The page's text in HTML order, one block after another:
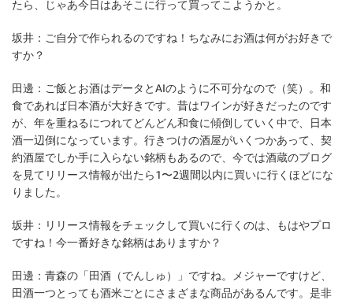
たら、じゃあ今日はあそこに行って買ってこようかと。
坂井： ご自分で作られるのですね！ちなみにお酒は何がお好きで
すか？
田邊： ご飯とお酒はデータとAIのように不可分なので（笑）。和
食であれば日本酒が大好きです。昔はワインが好きだったのです
が、年を重ねるにつれてどんどん和食に傾倒していく中で、日本
酒一辺倒になっています。行きつけの酒屋がいくつかあって、契
約酒屋でしか手に入らない銘柄もあるので、今では酒蔵のブログ
を見てリリース情報が出たら1〜2週間以内に買いに行くほどにな
りました。
坂井： リリース情報をチェックして買いに行くのは、もはやプロ
ですね！今一番好きな銘柄はありますか？
田邊： 青森の「田酒（でんしゅ）」ですね。メジャーですけど、
田酒一つとっても酒米ごとにさまざまな商品があるんです。是非